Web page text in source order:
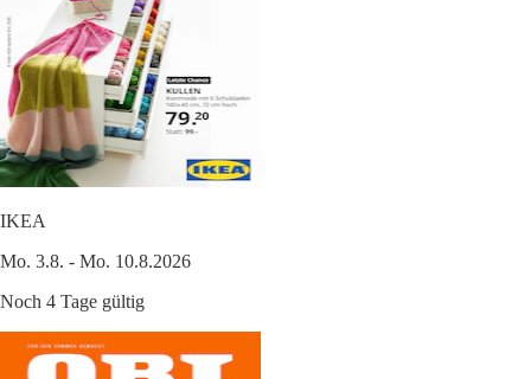
IKEA
Mo. 3.8. - Mo. 10.8.2026
Noch 4 Tage gültig